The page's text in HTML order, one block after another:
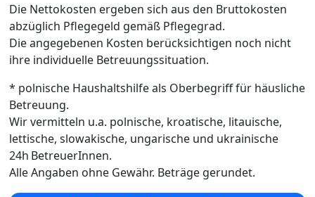
Die Nettokosten ergeben sich aus den Bruttokosten
abzüglich Pflegegeld gemäß Pflegegrad.
Die angegebenen Kosten berücksichtigen noch nicht
ihre individuelle Betreuungssituation.
* polnische Haushaltshilfe als Oberbegriff für häusliche
Betreuung.
Wir vermitteln u.a. polnische, kroatische, litauische,
lettische, slowakische, ungarische und ukrainische
24h BetreuerInnen.
Alle Angaben ohne Gewähr. Beträge gerundet.